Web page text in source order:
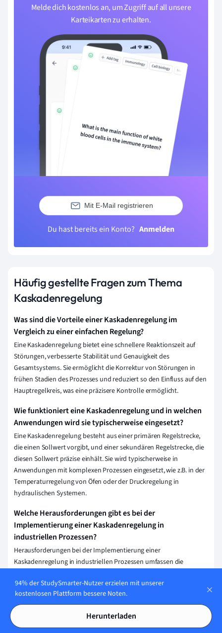
Melde dich kostenlos an, um Zugriff auf all unsere
Karteikarten zu erhalten.
Mit E-Mail registrieren
Du hast bereits ein Konto? Anmelden
Häufig gestellte Fragen zum Thema
Kaskadenregelung
Was sind die Vorteile einer Kaskadenregelung im
Vergleich zu einer einfachen Regelung?
Eine Kaskadenregelung bietet eine schnellere Reaktionszeit auf
Störungen, verbesserte Stabilität und Genauigkeit des
Gesamtsystems. Sie ermöglicht die Korrektur von Störungen in
frühen Stadien des Prozesses und reduziert so den Einfluss auf den
Hauptregelkreis, was eine präzisere Kontrolle ermöglicht.
Wie funktioniert eine Kaskadenregelung und in welchen
Anwendungen wird sie typischerweise eingesetzt?
Eine Kaskadenregelung besteht aus einer primären Regelstrecke,
die einen Sollwert vorgibt, und einer sekundären Regelstrecke, die
diesen Sollwert präzise einhält. Sie wird typischerweise in
Anwendungen mit komplexen Prozessen eingesetzt, wie z.B. in der
Temperaturregelung von Öfen oder der Druckregelung in
hydraulischen Systemen.
Welche Herausforderungen gibt es bei der
Implementierung einer Kaskadenregelung in
industriellen Prozessen?
Herausforderungen bei der Implementierung einer
Kaskadenregelung in industriellen Prozessen umfassen die
Nichtlinearitäten und Wechselwirkungen zwischen den
Regelkreisen sowie die Sicherstellung schnelles
Ansprechverhaltens bei gleichzeitiger Stabilität. Zudem sind
genaue Messungen und Modellierungen erforderlich, um optimale
Regelungsergebnisse zu erzielen.
94% der StudySmarter-Nutzer erzielen mit unserer
kostenlosen Plattform bessere Noten.
Herunterladen